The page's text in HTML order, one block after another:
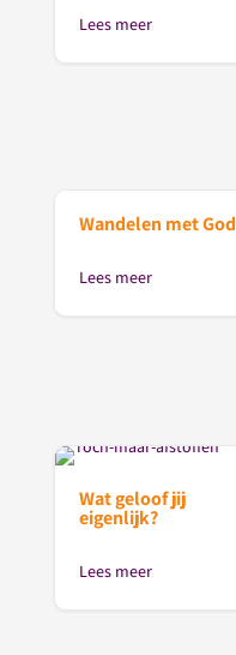
Lees meer
Wandelen met God
Lees meer
Wat geloof jij
eigenlijk?
Lees meer